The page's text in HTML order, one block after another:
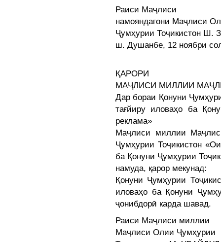
Раиси Маҷлиси
намояндагони Маҷлиси
Ҷумҳурии Тоҷикистон Ш.
ш. Душанбе, 12 ноябри
ҚАРОРИ
МАҶЛИСИ МИЛЛИИ
Дар бораи Қонуни
тағйиру иловаҳо ба
реклама»
Маҷлиси миллии
Ҷумҳурии Тоҷикистон
ба Қонуни Ҷумҳурии
намуда, қарор мекунад:
Қонуни Ҷумҳурии
иловаҳо ба Қонуни
ҷонибдорӣ карда шавад.
Раиси Маҷлиси миллии
Маҷлиси Олии Ҷумҳурии